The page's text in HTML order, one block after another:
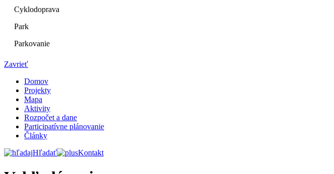
Cyklodoprava
Park
Parkovanie
Zavrieť
Domov
Projekty
Mapa
Aktivity
Rozpočet a dane
Participatívne plánovanie
Články
Hľadať
Kontakt